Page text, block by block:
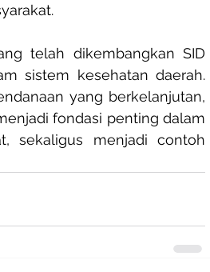
telah dikembangkan SID
sistem kesehatan daerah.
yang berkelanjutan,
fondasi penting dalam
sekaligus menjadi contoh